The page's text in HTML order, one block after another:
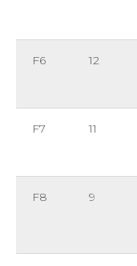
F6 12
F7 11
F8 9